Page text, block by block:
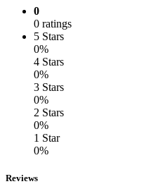
0
0 ratings
5 Stars
0%
4 Stars
0%
3 Stars
0%
2 Stars
0%
1 Star
0%
Reviews